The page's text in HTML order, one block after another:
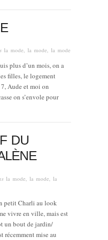
la mode, la mode, la mode
plus d’un mois, on a
filles, le logement
Aude et moi on
on s’envole pour
DU
la mode, la mode, la
petit Charli au look
vivre en ville, mais est
un bout de jardin/
récemment mise au